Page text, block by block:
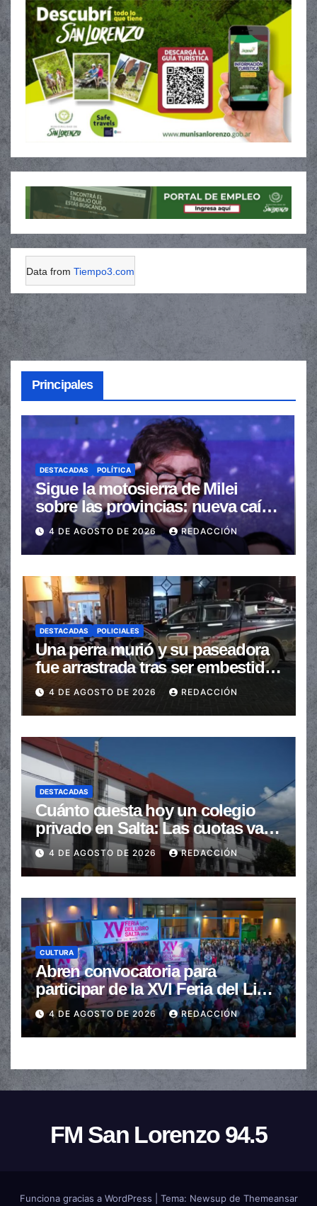
Data from Tiempo3.com
Principales
DESTACADAS POLÍTICA
Sigue la motosierra de Milei
sobre las provincias: nueva caída
de las transferencias no
automáticas
4 DE AGOSTO DE 2026 REDACCIÓN
DESTACADAS POLICIALES
Una perra murió y su paseadora
fue arrastrada tras ser embestidas
en la senda peatonal
4 DE AGOSTO DE 2026 REDACCIÓN
DESTACADAS
Cuánto cuesta hoy un colegio
privado en Salta: Las cuotas van
de $110.000 a más de $600.000
4 DE AGOSTO DE 2026 REDACCIÓN
CULTURA
Abren convocatoria para
participar de la XVI Feria del Libro
de Salta
4 DE AGOSTO DE 2026 REDACCIÓN
FM San Lorenzo 94.5
Funciona gracias a WordPress Tema: Newsupde Themeansar